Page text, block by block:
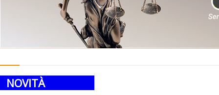
NOVITÀ